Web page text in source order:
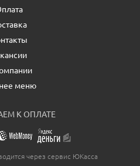
меню
К ОПЛАТЕ
через сервис ЮКасса